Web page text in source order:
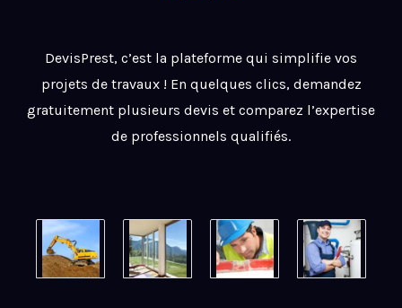
DevisPrest, c’est la plateforme qui simplifie vos
projets de travaux ! En quelques clics, demandez
gratuitement plusieurs devis et comparez l’expertise
de professionnels qualifiés.